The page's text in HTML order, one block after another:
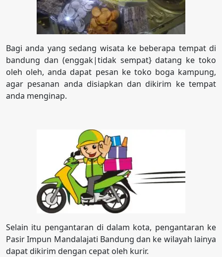
Bagi anda yang sedang wisata ke beberapa tempat di
bandung dan (enggak|tidak sempat} datang ke toko
oleh oleh, anda dapat pesan ke toko boga kampung,
agar pesanan anda disiapkan dan dikirim ke tempat
anda menginap.
Selain itu pengantaran di dalam kota, pengantaran ke
Pasir Impun Mandalajati Bandung dan ke wilayah lainya
dapat dikirim dengan cepat oleh kurir.